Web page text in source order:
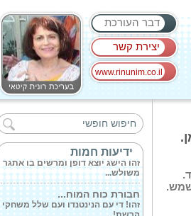
דבר העורכת
יצירת קשר
www.rinunim.co.il
ידיעות חמות
זהו פרויקט אסטרטגי בהשקעה של
170 מיליון...
שלושה ניתוחי...
זהו הישג יוצא דופן ומרשים בו אתגר
משולש...
חבורת כוח המוח...
זהו! די עם הנינטנדו ועם שלל משחקי
הרשת!...